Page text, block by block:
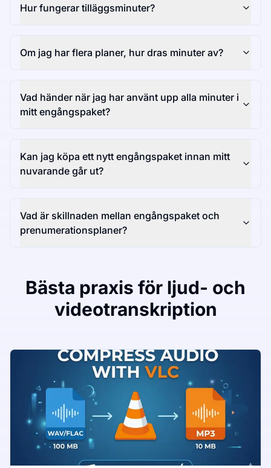
Hur fungerar tilläggsminuter?
Om jag har flera planer, hur dras minuter av?
Vad händer när jag har använt upp alla minuter i
mitt engångspaket?
Kan jag köpa ett nytt engångspaket innan mitt
nuvarande går ut?
Vad är skillnaden mellan engångspaket och
prenumerationsplaner?
Bästa praxis för ljud- och
videotranskription